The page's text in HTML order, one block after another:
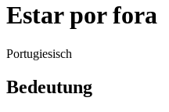
Estar por fora
Portugiesisch
Bedeutung